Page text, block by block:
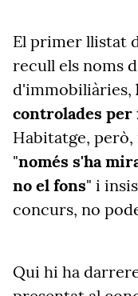
El primer llistat
recull els noms
d'immobiliàries,
controlades
Habitatge,
"només s'ha
no el fons" i
concurs, no
Qui hi ha